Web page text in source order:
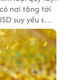
nơi tăng tới
suy yếu sau